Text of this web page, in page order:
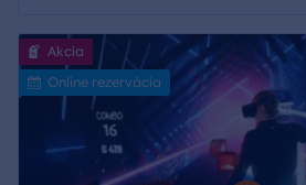
Akcia
Online rezervácia